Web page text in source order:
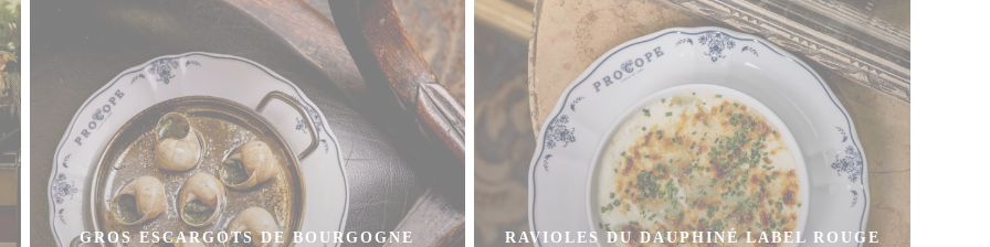
GROS ESCARGOTS DE BOURGOGNE RAVIOLES DU DAUPHINÉ LABEL ROUGE